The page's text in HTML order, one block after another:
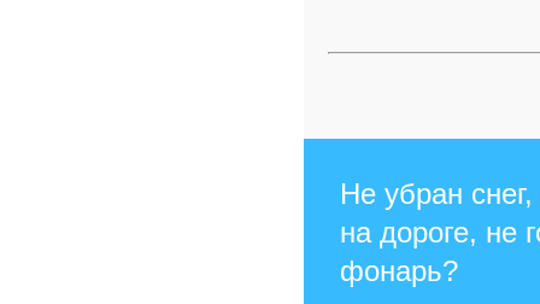
Не убран
на дороге, не
фонарь?